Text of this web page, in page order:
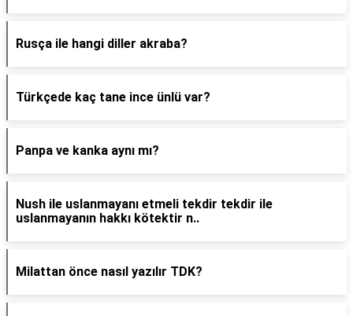
Rusça ile hangi diller akraba?
Türkçede kaç tane ince ünlü var?
Panpa ve kanka aynı mı?
Nush ile uslanmayanı etmeli tekdir tekdir ile
uslanmayanın hakkı kötektir n..
Milattan önce nasıl yazılır TDK?